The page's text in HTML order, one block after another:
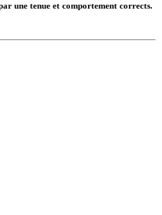
une tenue et comportement corrects.